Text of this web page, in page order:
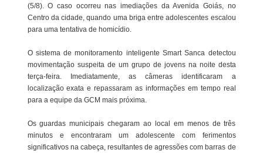
(5/8). O caso ocorreu nas imediações da Avenida Goiás, no
Centro da cidade, quando uma briga entre adolescentes escalou
para uma tentativa de homicídio.
O sistema de monitoramento inteligente Smart Sanca detectou
movimentação suspeita de um grupo de jovens na noite desta
terça-feira. Imediatamente, as câmeras identificaram a
localização exata e repassaram as informações em tempo real
para a equipe da GCM mais próxima.
Os guardas municipais chegaram ao local em menos de três
minutos e encontraram um adolescente com ferimentos
significativos na cabeça, resultantes de agressões com barras de